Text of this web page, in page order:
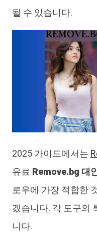
될 수 있습니다.
2025 가이드에서는
유료 Remove.bg 대
로우에 가장 적합한
겠습니다. 각 도구의
니다.